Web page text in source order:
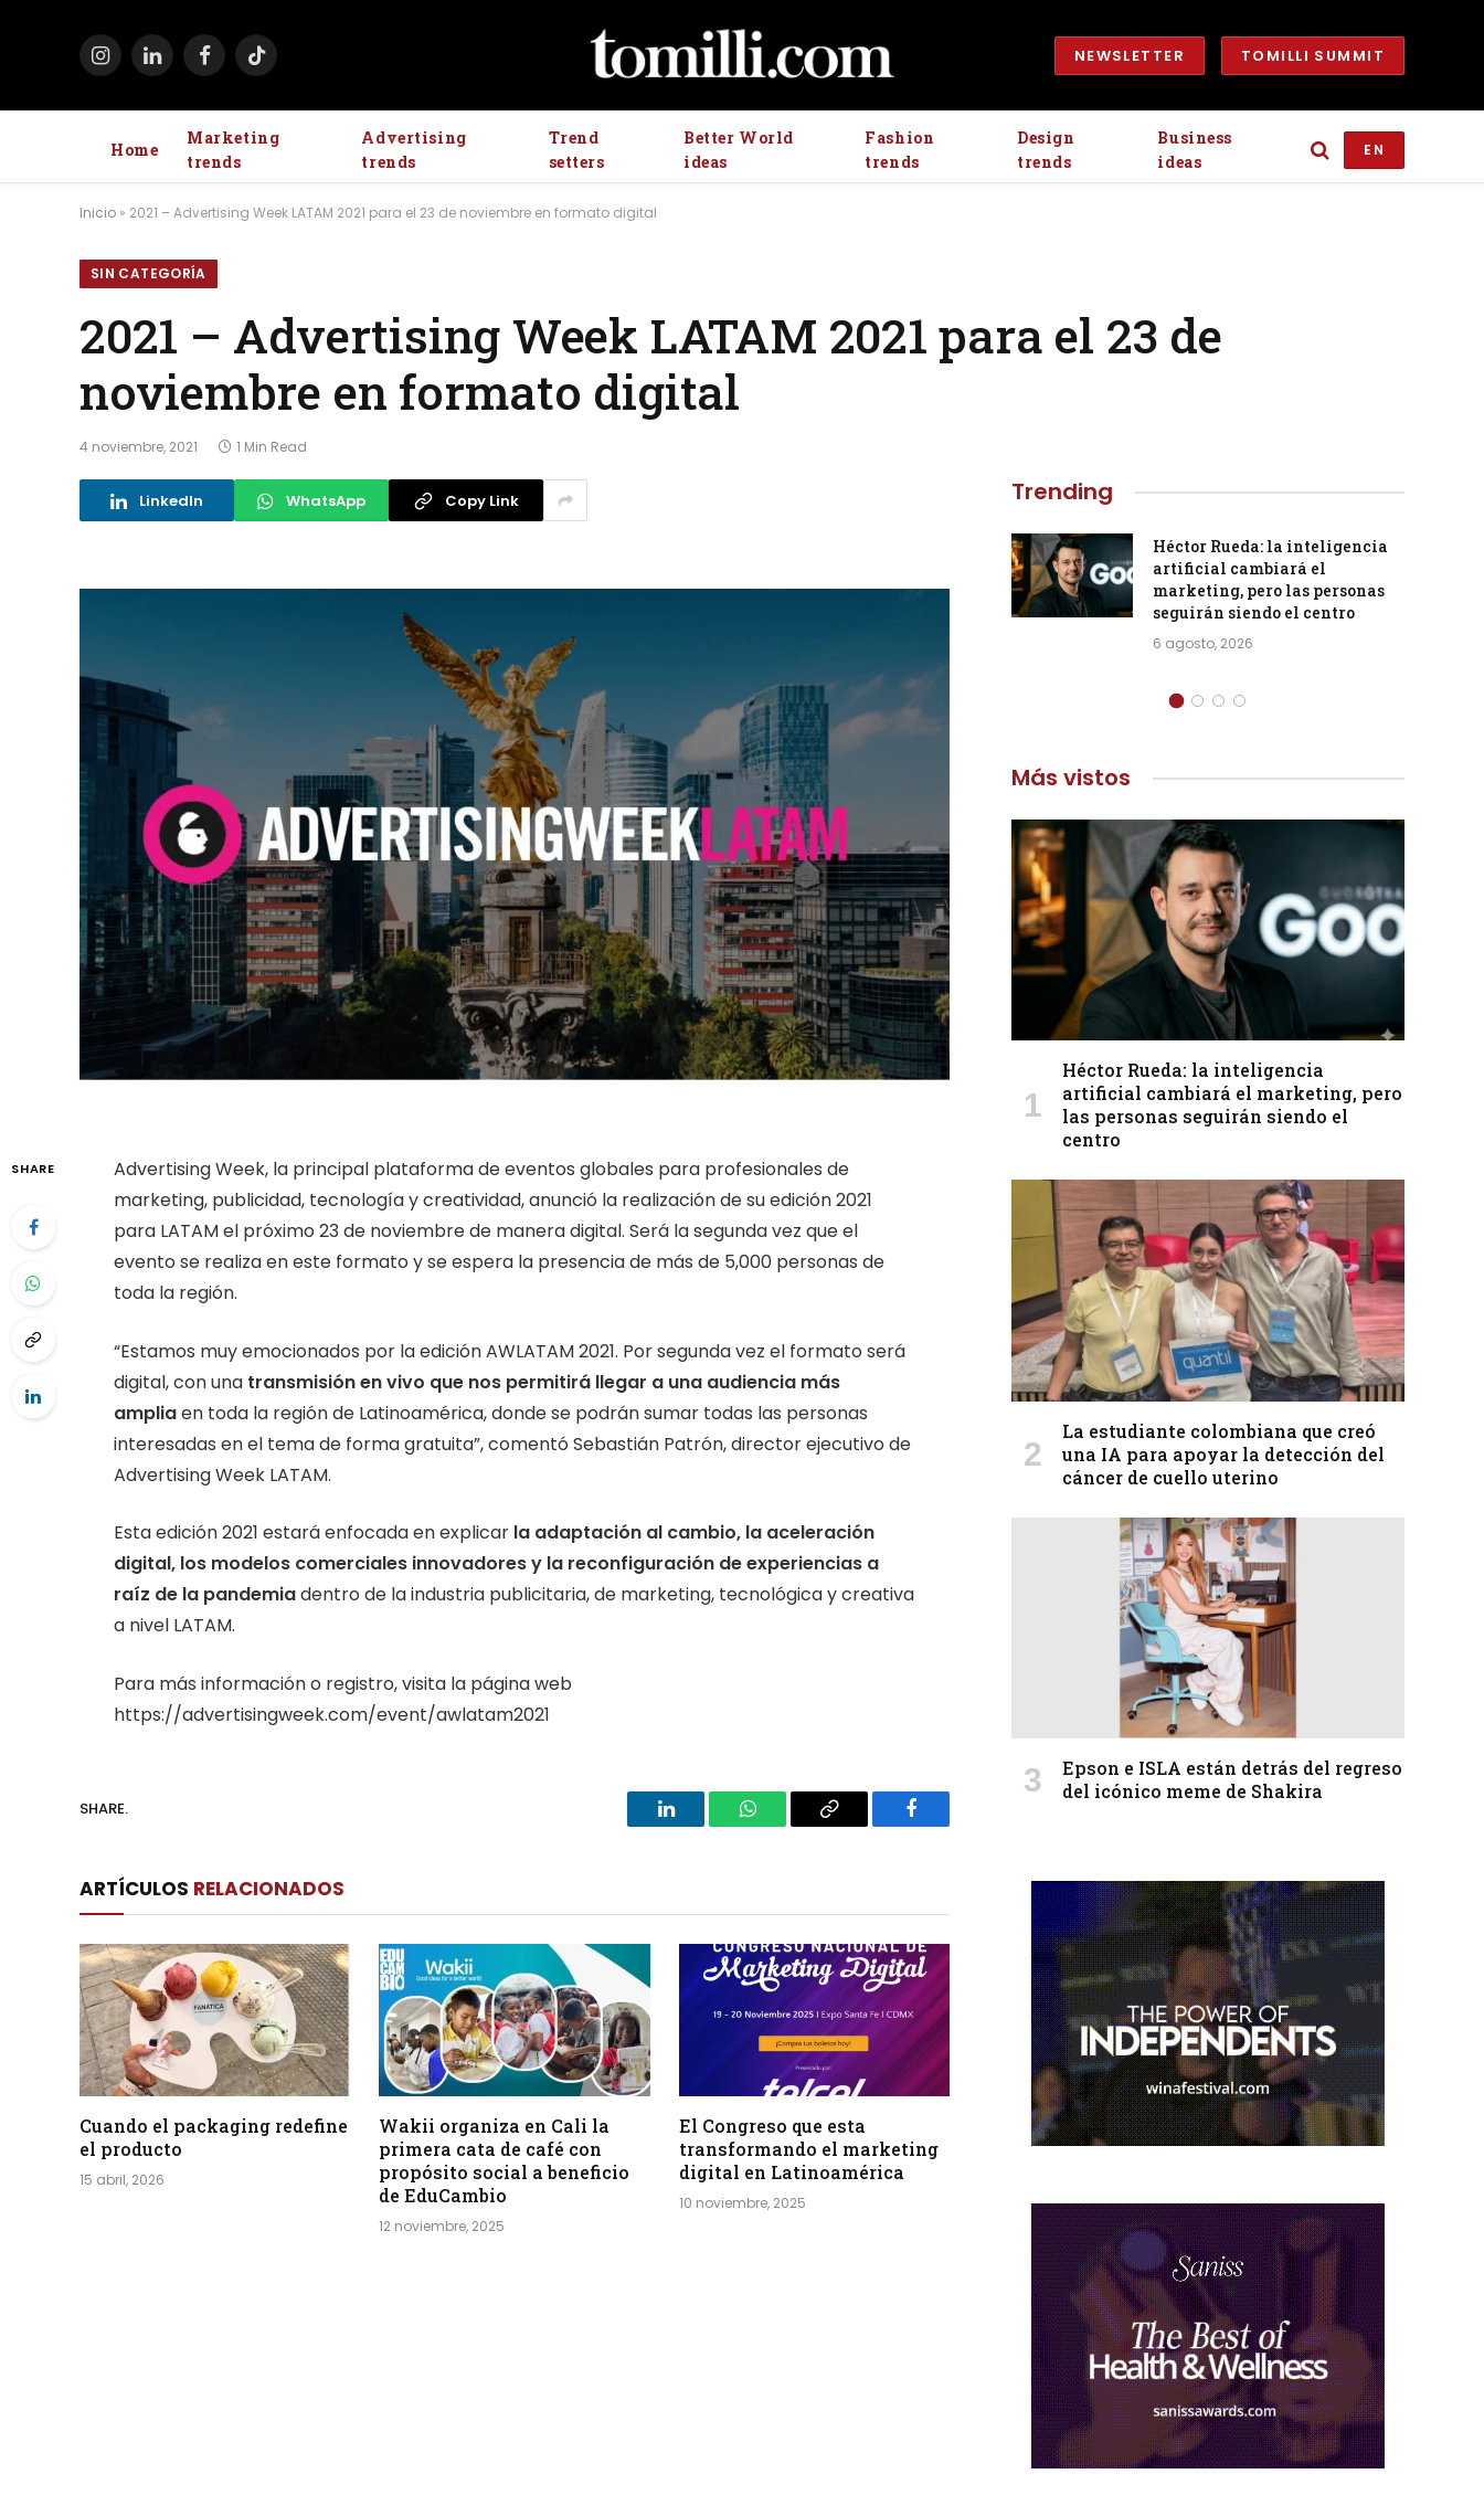
InstagramLinkedInFacebook
TikTok NEWSLETTER TOMILLI SUMMIT
Home
Marketing
trends
Advertising
trends
Trend
setters
Better World
ideas
Fashion
trends
Design
trends
Business
ideas
EN
Inicio » 2021 – Advertising Week LATAM 2021 para el 23 de noviembre en formato digital
SIN CATEGORÍA
2021 – Advertising Week LATAM 2021 para el 23 de
noviembre en formato digital
4 noviembre, 2021 1 Min Read
LinkedIn WhatsApp Copy Link
SHARE
Advertising Week, la principal plataforma de eventos globales para profesionales de
marketing, publicidad, tecnología y creatividad, anunció la realización de su edición 2021
para LATAM el próximo 23 de noviembre de manera digital. Será la segunda vez que el
evento se realiza en este formato y se espera la presencia de más de 5,000 personas de
toda la región.
“Estamos muy emocionados por la edición AWLATAM 2021. Por segunda vez el formato será
digital, con una transmisión en vivo que nos permitirá llegar a una audiencia más
ampliaen toda la región de Latinoamérica, donde se podrán sumar todas las personas
interesadas en el tema de forma gratuita”, comentó Sebastián Patrón, director ejecutivo de
Advertising Week LATAM.
Esta edición 2021 estará enfocada en explicar la adaptación al cambio, la aceleración
digital, los modelos comerciales innovadores y la reconfiguración de experiencias a
raíz de la pandemiadentro de la industria publicitaria, de marketing, tecnológica y creativa
a nivel LATAM.
Para más información o registro, visita la página web
https://advertisingweek.com/event/awlatam2021
SHARE.
LinkedIn WhatsAppCopy
Facebook
ARTÍCULOS RELACIONADOS
Cuando el packaging redefine
el producto
15 abril, 2026
Wakii organiza en Cali la
primera cata de café con
propósito social a beneficio
de EduCambio
12 noviembre, 2025
El Congreso que esta
transformando el marketing
digital en Latinoamérica
10 noviembre, 2025
Trending
ansiedad de los usuarios
Héctor Rueda: la inteligencia
artificial cambiará el
marketing, pero las personas
seguirán siendo el centro
6 agosto, 2026
Más vistos
Héctor Rueda: la inteligencia
artificial cambiará el marketing, pero
las personas seguirán siendo el
centro
La estudiante colombiana que creó
una IA para apoyar la detección del
cáncer de cuello uterino
Epson e ISLA están detrás del regreso
del icónico meme de Shakira